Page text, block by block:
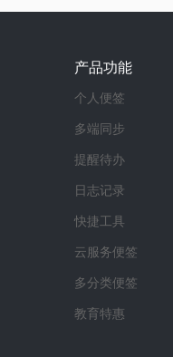
产品功能
个人便签
多端同步
提醒待办
日志记录
快捷工具
云服务便签
多分类便签
教育特惠